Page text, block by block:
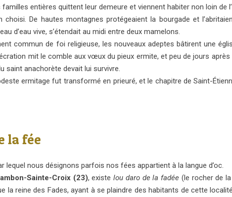
familles entières quittent leur demeure et viennent habiter non loin de
De hautes montagnes protégeaient la bourgade et
d’eau vive, s’étendait au midi entre deux mamelons.
commun de foi religieuse, les nouveaux adeptes bâtirent une
mit le comble aux vœux du pieux ermite, et peu de jours
saint anachorète devait lui survivre.
ermitage fut transformé en prieuré, et le chapitre de Saint-
la fée
lequel nous désignons parfois nos fées appartient à la langue d’oc.
Sainte-Croix (23), existelou daro de la fadée (le rocher de
la reine des Fades, ayant à se plaindre des habitants de cette